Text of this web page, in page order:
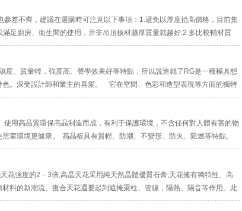
差不齊，建議在選購時可注意以下事項：1.避免以厚度抬高價格，目前集
足廚房、衛生間的使用，并非吊頂板材越厚質量就越好;2.多比較輔材質
，而很少關注龍骨、吊桿...
度、質量輕，強度高、聲學效果好等特點，所以說造就了RG是一種極具想
。深受設計師和業主的喜愛。 它在空間、色彩和造型表現等方面的獨特
建筑藝術發展到一個更高的層次...
用高品質環保高晶制造而成，有利于保護環境，不含任何對人體有害的物
室環境更健康。 高晶板具有質輕、防潮、不變形、防火、阻燃等特點。
、可粘結...
花強度的2－3倍,高晶天花采用純天然晶體優質石膏,天花擁有獨特性、高
料的新潮流。復合天花還要起到遮掩梁柱、管線，隔熱、隔音等作用。此
，每一種都能創...